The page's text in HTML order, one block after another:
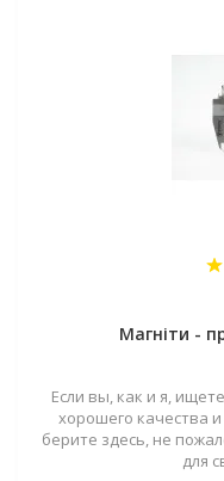
Магніти -
Если вы, как и я,
хорошего качества
берите здесь, не
для